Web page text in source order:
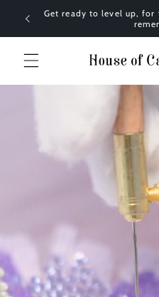
إلى
to
يجب أن تبدين فيها في